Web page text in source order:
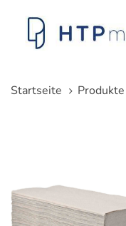
überspringen
springen
Startseite